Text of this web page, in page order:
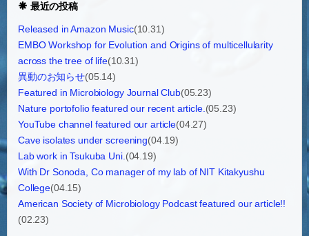
最近の投稿
Released in Amazon Music(10.31)
EMBO Workshop for Evolution and Origins of multicellularity
across the tree of life(10.31)
異動のお知らせ(05.14)
Featured in Microbiology Journal Club(05.23)
Nature portofolio featured our recent article.(05.23)
YouTube channel featured our article(04.27)
Cave isolates under screening(04.19)
Lab work in Tsukuba Uni.(04.19)
With Dr Sonoda, Co manager of my lab of NIT Kitakyushu
College(04.15)
American Society of Microbiology Podcast featured our article!!
(02.23)